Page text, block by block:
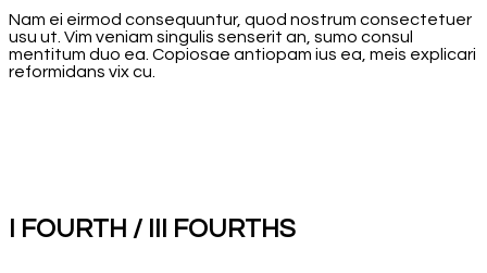
Nam ei eirmod consequuntur, quod nostrum consectetuer
usu ut. Vim veniam singulis senserit an, sumo consul
mentitum duo ea. Copiosae antiopam ius ea, meis explicari
reformidans vix cu.
I FOURTH / III FOURTHS